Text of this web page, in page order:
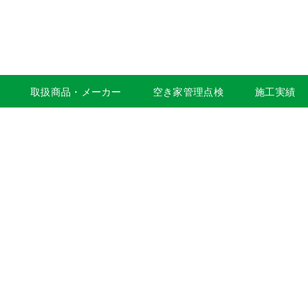
取扱商品・メーカー 空き家管理点検 施工実績